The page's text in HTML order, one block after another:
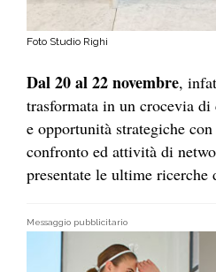
Foto Studio Righi
Dal 20 al 22 novembre,
trasformata in un crocevia di
e opportunità strategiche
confronto ed attività di
presentate le ultime ricerche
Messaggio pubblicitario